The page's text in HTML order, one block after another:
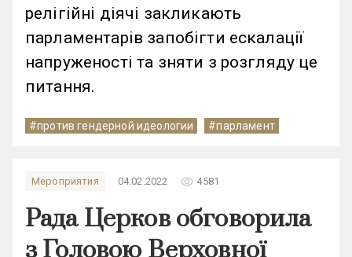
релігійні діячі закликають
парламентарів запобігти ескалації
напруженості та зняти з розгляду це
питання.
#против гендерной идеологии #парламент
Мероприятия 04.02.2022 remove_red_eye 4581
Рада Церков обговорила
з Головою Верховної